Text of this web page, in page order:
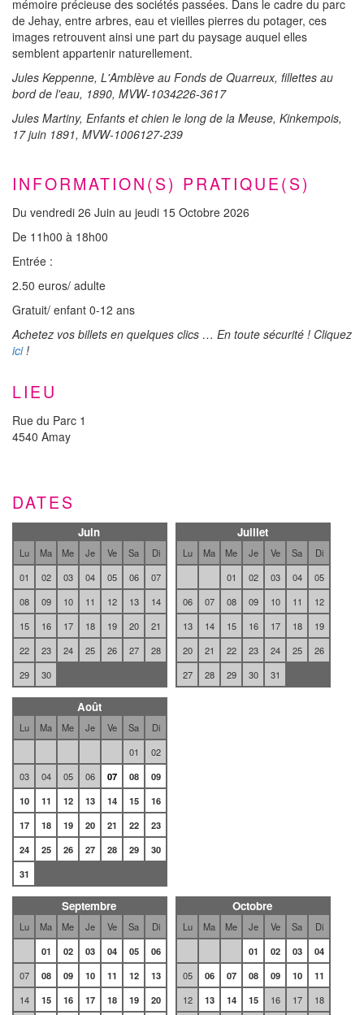
mémoire précieuse des sociétés passées. Dans le cadre du parc
de Jehay, entre arbres, eau et vieilles pierres du potager, ces
images retrouvent ainsi une part du paysage auquel elles
semblent appartenir naturellement.
Jules Keppenne, L'Amblève au Fonds de Quarreux, fillettes au
bord de l'eau, 1890, MVW-1034226-3617
Jules Martiny, Enfants et chien le long de la Meuse, Kinkempois,
17 juin 1891, MVW-1006127-239
INFORMATION(S) PRATIQUE(S)
Du vendredi 26 Juin au jeudi 15 Octobre 2026
De 11h00 à 18h00
Entrée :
2.50 euros/ adulte
Gratuit/ enfant 0-12 ans
Achetez vos billets en quelques clics … En toute sécurité ! Cliquez
ici!
LIEU
Rue du Parc 1
4540 Amay
DATES
Juin
Lu Ma Me Je Ve Sa
Di
01
02 03 04 05 06
07
08
09 10 11 12 13
14
15
16 17 18 19 20
21
22
23 24 25 26 27
28
29
30
Juillet
Lu Ma Me Je Ve Sa
Di
01
02 03 04
05
06
07 08 09 10 11
12
13
14 15 16 17 18
19
20
21 22 23 24 25
26
27
28 29 30 31
Août
Lu Ma Me Je Ve Sa
Di
01
02
03
04 05 06 07 08
09
10
11 12 13 14 15
16
17
18 19 20 21 22
23
24
25 26 27 28 29
30
31
Septembre
Lu Ma Me Je Ve Sa
Di
01
02 03 04 05
06
07
08 09 10 11 12
13
14
15 16 17 18 19 20
Octobre
Lu Ma Me Je Ve Sa
Di
01
02 03
04
05
06 07 08 09 10
11
12
13 14 15 16 17 18